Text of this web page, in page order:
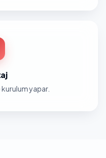
yapar.